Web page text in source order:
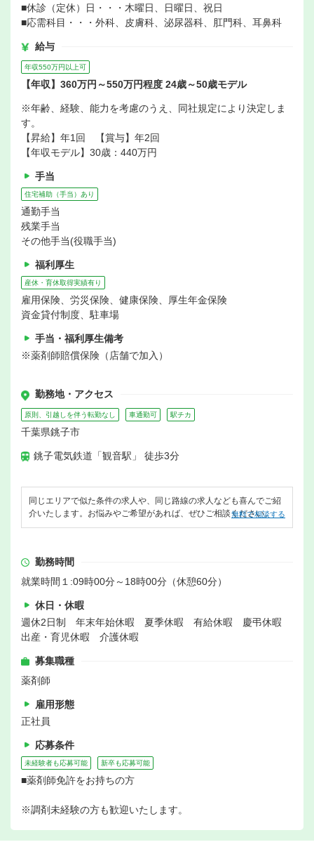
■休診（定休）日・・・木曜日、日曜日、祝日
■応需科目・・・外科、皮膚科、泌尿器科、肛門科、耳鼻科
給与
年収550万円以上可
【年収】360万円～550万円程度 24歳～50歳モデル
※年齢、経験、能力を考慮のうえ、同社規定により決定しま
す。
【昇給】年1回 【賞与】年2回
【年収モデル】30歳：440万円
手当
住宅補助（手当）あり
通勤手当
残業手当
その他手当(役職手当)
福利厚生
産休・育休取得実績有り
雇用保険、労災保険、健康保険、厚生年金保険
資金貸付制度、駐車場
手当・福利厚生備考
※薬剤師賠償保険（店舗で加入）
勤務地・アクセス
原則、引越しを伴う転勤なし 車通勤可 駅チカ
千葉県銚子市
銚子電気鉄道「観音駅」 徒歩3分
同じエリアで似た条件の求人や、同じ路線の求人なども喜んでご紹
介いたします。お悩みやご希望があれば、ぜひご相談ください。
無料で相談する
勤務時間
就業時間１:09時00分～18時00分（休憩60分）
休日・休暇
週休2日制 年末年始休暇 夏季休暇 有給休暇 慶弔休暇
出産・育児休暇 介護休暇
募集職種
薬剤師
雇用形態
正社員
応募条件
未経験者も応募可能 新卒も応募可能
■薬剤師免許をお持ちの方
※調剤未経験の方も歓迎いたします。